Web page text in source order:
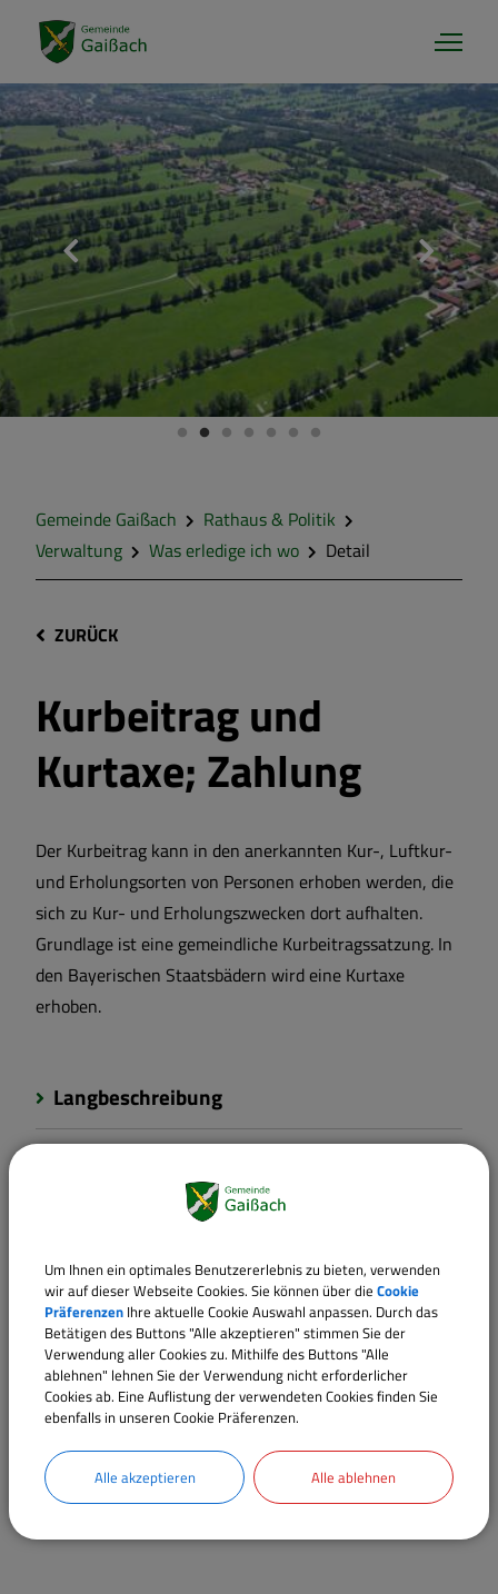
Gemeinde Gaißach
Rathaus & Politik
Verwaltung
Was erledige ich wo Detail
ZURÜCK
Kurbeitrag und
Kurtaxe; Zahlung
Der Kurbeitrag kann in den anerkannten Kur-, Luftkur-
und Erholungsorten von Personen erhoben werden, die
sich zu Kur- und Erholungszwecken dort aufhalten.
Grundlage ist eine gemeindliche Kurbeitragssatzung. In
den Bayerischen Staatsbädern wird eine Kurtaxe
erhoben.
Langbeschreibung
Rechtsgrundlagen
Verantwortliche Behörde
Sachgebiete
Um Ihnen ein optimales Benutzererlebnis zu bieten, verwenden
wir auf dieser Webseite Cookies. Sie können über die Cookie
Präferenzen Ihre aktuelle Cookie Auswahl anpassen. Durch das
Betätigen des Buttons "Alle akzeptieren" stimmen Sie der
Verwendung aller Cookies zu. Mithilfe des Buttons "Alle
ablehnen" lehnen Sie der Verwendung nicht erforderlicher
Cookies ab. Eine Auflistung der verwendeten Cookies finden Sie
ebenfalls in unseren Cookie Präferenzen.
Alle akzeptieren Alle ablehnen